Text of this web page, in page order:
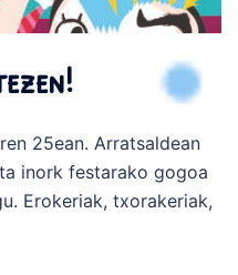
25ean. Arratsaldean
inork festarako gogoa
Erokeriak, txorakeriak,